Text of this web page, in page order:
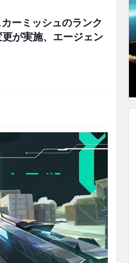
ーミッシュのランク
が実施、エージェン